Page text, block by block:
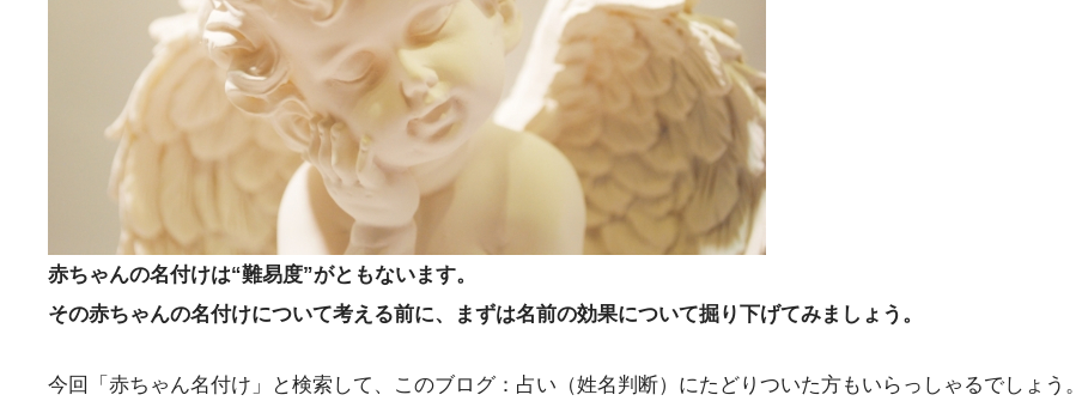
赤ちゃんの名付けは“難易度”がともないます。
その赤ちゃんの名付けについて考える前に、まずは名前の効果について掘り下げてみましょう。
今回「赤ちゃん名付け」と検索して、このブログ：占い（姓名判断）にたどりついた方もいらっしゃるでしょう。